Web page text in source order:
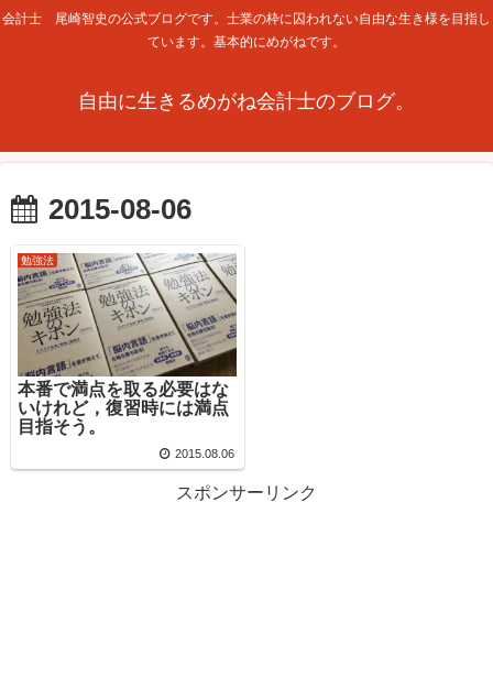
会計士 尾崎智史の公式ブログです。士業の枠に囚われない自由な生き様を目指し
ています。基本的にめがねです。
自由に生きるめがね会計士のブログ。
2015-08-06
勉強法
本番で満点を取る必要はな
いけれど，復習時には満点
目指そう。
2015.08.06
スポンサーリンク